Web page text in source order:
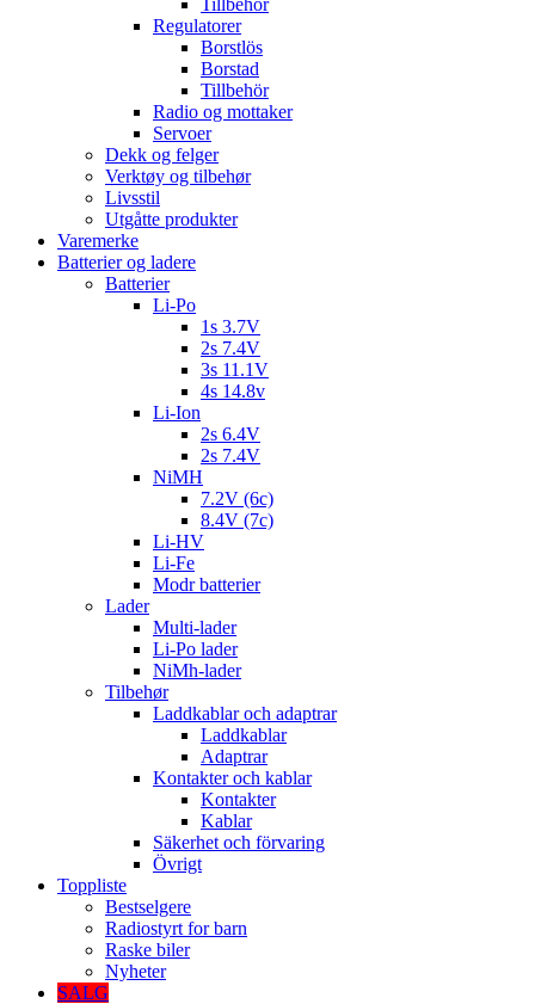
Tillbehör
Regulatorer
Borstlös
Borstad
Tillbehör
Radio og mottaker
Servoer
Dekk og felger
Verktøy og tilbehør
Livsstil
Utgåtte produkter
Varemerke
Batterier og ladere
Batterier
Li-Po
1s 3.7V
2s 7.4V
3s 11.1V
4s 14.8v
Li-Ion
2s 6.4V
2s 7.4V
NiMH
7.2V (6c)
8.4V (7c)
Li-HV
Li-Fe
Modr batterier
Lader
Multi-lader
Li-Po lader
NiMh-lader
Tilbehør
Laddkablar och adaptrar
Laddkablar
Adaptrar
Kontakter och kablar
Kontakter
Kablar
Säkerhet och förvaring
Övrigt
Toppliste
Bestselgere
Radiostyrt for barn
Raske biler
Nyheter
SALG